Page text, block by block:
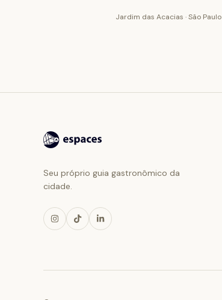
Jardim das Acacias · São Paulo
Seu próprio guia gastronômico da
cidade.